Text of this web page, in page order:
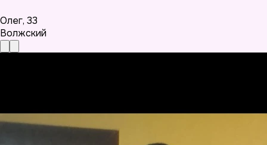
Олег, 33
Волжский